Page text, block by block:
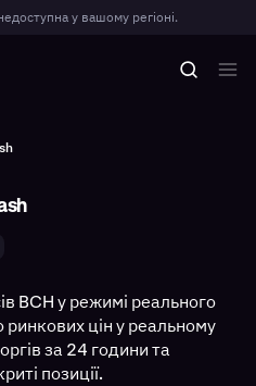
у вашому регіоні.
BCH у режимі реального
цін у реальному
за 24 години та
позиції.